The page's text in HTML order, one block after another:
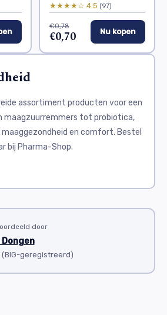
★★★★☆ 4.5 (97)
€0,78
€0,70 Nu kopen
assortiment producten voor een
maagzuurremmers tot probiotica,
en comfort. Bestel
bij Pharma-Shop.
voor iedereen. Problemen
medicijnen beschikbaar die deze
Hieronder volgt een
van populaire geneesmiddelen
is een protonpompremmer (PPI).
door
geregistreerd)